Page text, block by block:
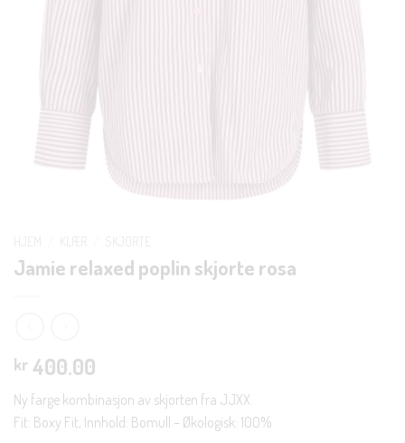
Jamie relaxed poplin skjorte rosa
kr 400.00
Ny farge kombinasjon av skjorten fra JJXX.
Fit: Boxy Fit, Innhold: Bomull – Økologisk: 100%